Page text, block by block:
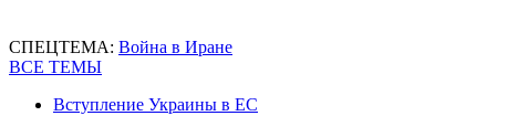
СПЕЦТЕМА: Война в Иране
ВСЕ ТЕМЫ
Вступление Украины в ЕС